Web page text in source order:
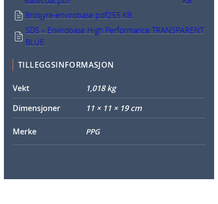
Brosjyre-envirobase.pdf255 KB
SDS – Envirobase High Performance TRANSPARENT
BLUE
TILLEGGSINFORMASJON
Vekt
1,018 kg
Dimensjoner
11 × 11 × 19 cm
Merke PPG